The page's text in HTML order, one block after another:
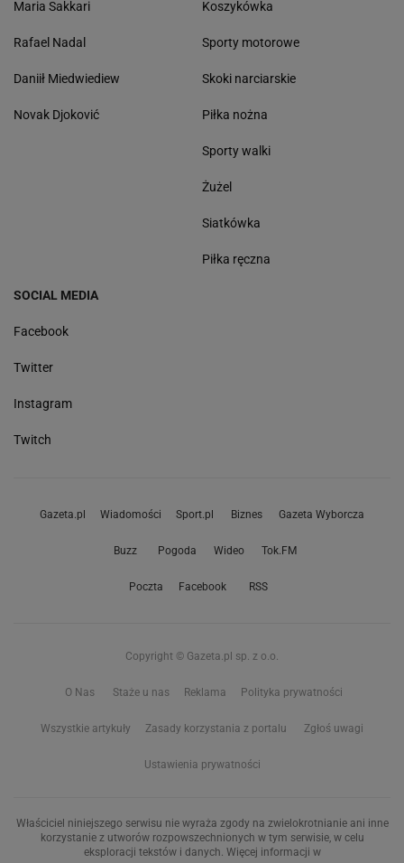
Maria Sakkari
Rafael Nadal
Daniił Miedwiediew
Novak Djoković
Koszykówka
Sporty motorowe
Skoki narciarskie
Piłka nożna
Sporty walki
Żużel
Siatkówka
Piłka ręczna
SOCIAL MEDIA
Facebook
Twitter
Instagram
Twitch
Gazeta.pl Wiadomości Sport.pl Biznes Gazeta Wyborcza
Buzz Pogoda Wideo Tok.FM
Poczta Facebook RSS
Copyright © Gazeta.pl sp. z o.o.
O Nas Staże u nas Reklama Polityka prywatności
Wszystkie artykuły Zasady korzystania z portalu Zgłoś uwagi
Ustawienia prywatności
Właściciel niniejszego serwisu nie wyraża zgody na zwielokrotnianie ani inne
korzystanie z utworów rozpowszechnionych w tym serwisie, w celu
eksploracji tekstów i danych. Więcej informacji w